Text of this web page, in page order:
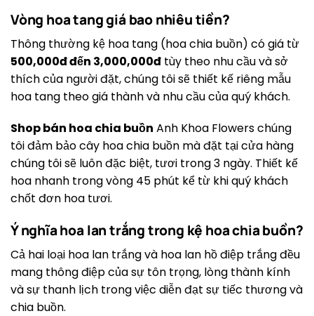
Vòng hoa tang giá bao nhiêu tiền?
Thông thường kệ hoa tang (hoa chia buồn) có giá từ
500,000đ đến 3,000,000đ tùy theo nhu cầu và sở
thích của người đặt, chúng tôi sẽ thiết kế riêng mẫu
hoa tang theo giá thành và nhu cầu của quý khách.
Shop bán hoa chia buồn Anh Khoa Flowers chúng
tôi đảm bảo cây hoa chia buồn mà đặt tại cửa hàng
chúng tôi sẽ luôn đặc biệt, tươi trong 3 ngày. Thiết kế
hoa nhanh trong vòng 45 phút kể từ khi quý khách
chốt đơn hoa tươi.
Ý nghĩa hoa lan trắng trong kệ hoa chia buồn?
Cả hai loại hoa lan trắng và hoa lan hồ điệp trắng đều
mang thông điệp của sự tôn trọng, lòng thành kính
và sự thanh lịch trong việc diễn đạt sự tiếc thương và
chia buồn.